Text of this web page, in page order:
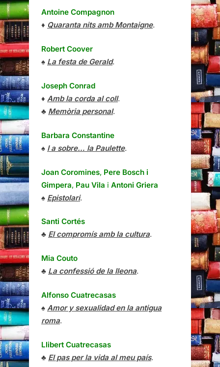
Antoine Compagnon
♦ Quaranta nits amb Montaigne.
Robert Coover
♠ La festa de Gerald.
Joseph Conrad
♦ Amb la corda al coll.
♣ Memòria personal.
Barbara Constantine
♠ I a sobre… la Paulette.
Joan Coromines, Pere Bosch i
Gimpera, Pau Vila i Antoni Griera
♠ Epistolari.
Santi Cortés
♣ El compromís amb la cultura.
Mia Couto
♣ La confessió de la lleona.
Alfonso Cuatrecasas
♠ Amor y sexualidad en la antigua
roma.
Llibert Cuatrecasas
♣ El pas per la vida al meu país.